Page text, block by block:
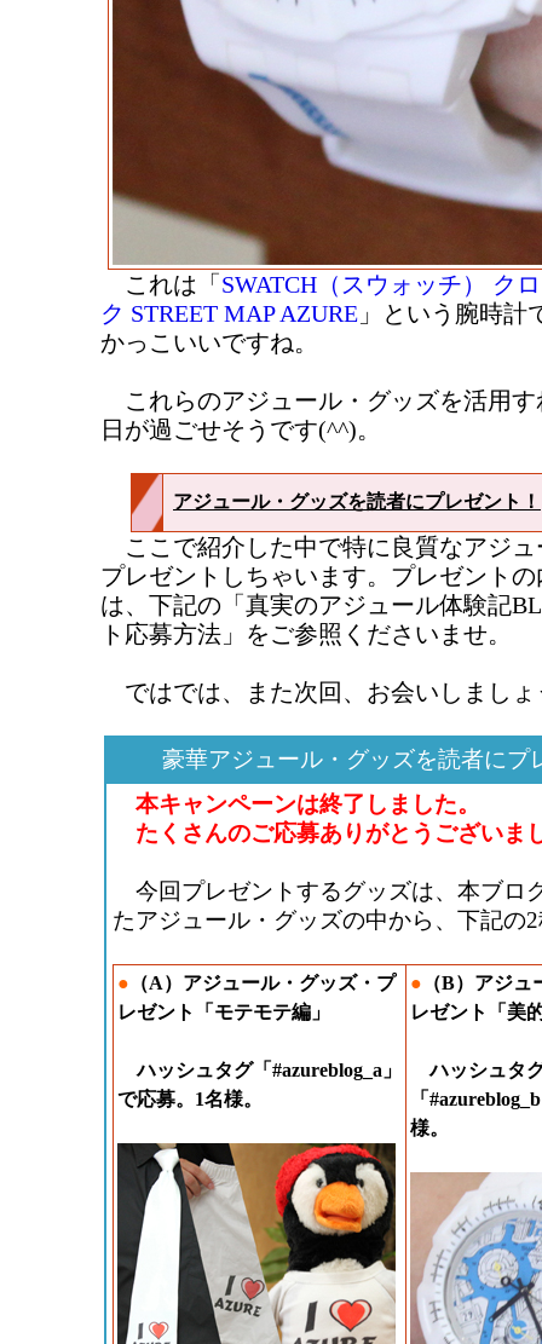
これは「 SWATCH（スウォッチ） ク
ク STREET MAP AZURE 」という腕時計
かっこいいですね。
これらのアジュール・グッズを活用す
日が過ごせそうです(^^)。
アジュール・グッズを読者にプレゼント！
ここで紹介した中で特に良質なアジュ
プレゼントしちゃいます。プレゼント
は、下記の「真実のアジュール体験記
ト応募方法」をご参照くださいませ。
ではでは、また次回、お会いしましょ
豪華アジュール・グッズを読者にプ
本キャンペーンは終了しました。
たくさんのご応募ありがとうございま
今回プレゼントするグッズは、本ブロ
たアジュール・グッズの中から、下記の
● （A）アジュール・グッズ・プ
レゼント「モテモテ編」
ハッシュタグ「#azureblog_a」
で応募。1名様。
● （B）アジ
レゼント「美
ハッシュタ
「
様。